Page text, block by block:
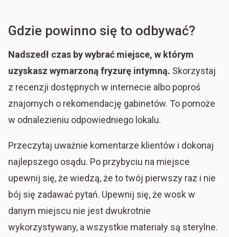
Gdzie powinno się to odbywać?
Nadszedł czas by wybrać miejsce, w którym
uzyskasz wymarzoną fryzurę intymną. Skorzystaj
z recenzji dostępnych w internecie albo poproś
znajomych o rekomendację gabinetów. To pomoże
w odnalezieniu odpowiedniego lokalu.
Przeczytaj uważnie komentarze klientów i dokonaj
najlepszego osądu. Po przybyciu na miejsce
upewnij się, że wiedzą, że to twój pierwszy raz i nie
bój się zadawać pytań. Upewnij się, że wosk w
danym miejscu nie jest dwukrotnie
wykorzystywany, a wszystkie materiały są sterylne.